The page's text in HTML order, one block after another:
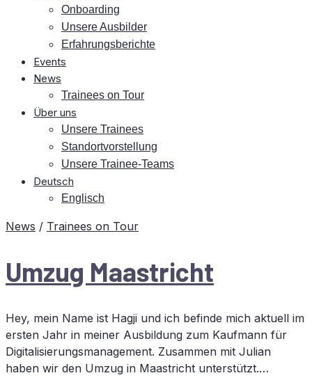
On­boar­ding
Un­se­re Ausbilder
Er­fah­rungs­be­rich­te
Events
News
Trai­nees on Tour
Über uns
Un­se­re Trainees
Stand­ort­vor­stel­lung
Un­se­re Trainee-Teams
Deutsch
Eng­lisch
News / Trainees on Tour
Um­zug Maastricht
Hey, mein Name ist Hagji und ich befinde mich aktuell im
ersten Jahr in meiner Ausbildung zum Kaufmann für
Digitalisierungsmanagement. Zusammen mit Julian
haben wir den Umzug in Maastricht unterstützt.…